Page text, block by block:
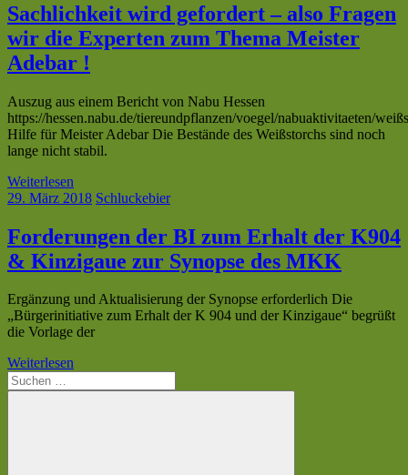
Sachlichkeit wird gefordert – also Fragen
wir die Experten zum Thema Meister
Adebar !
Auszug aus einem Bericht von Nabu Hessen
https://hessen.nabu.de/tiereundpflanzen/voegel/nabuaktivitaeten/
Hilfe für Meister Adebar Die Bestände des Weißstorchs sind noch
lange nicht stabil.
Weiterlesen
29. März 2018 Schluckebier
Forderungen der BI zum Erhalt der K904
& Kinzigaue zur Synopse des MKK
Ergänzung und Aktualisierung der Synopse erforderlich Die
„Bürgerinitiative zum Erhalt der K 904 und der Kinzigaue“ begrüßt
die Vorlage der
Weiterlesen
Suchen
nach: